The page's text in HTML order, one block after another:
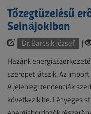
Tőzegtüzelésű
Seinäjokiban
Dr. Barcsik József |
Hazánk
szerepet játszik. Az
A jelenlegi tendenciák
következik be. Lényeges